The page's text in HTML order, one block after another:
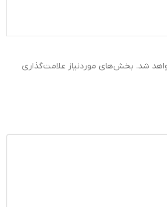
شد. بخش‌های موردنیاز علامت‌گذاری